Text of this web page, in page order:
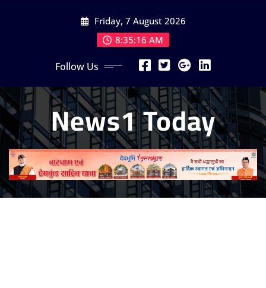
Friday, 7 August 2026
8:35:18 AM
Follow Us
News1 Today